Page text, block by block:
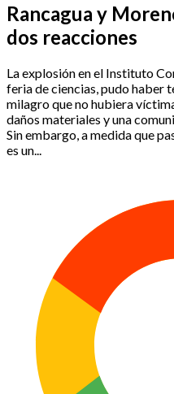
Rancagua y
dos reacciones
La explosión en el Instituto
feria de ciencias, pudo haber
milagro que no hubiera
daños materiales y una
Sin embargo, a medida que
es un...